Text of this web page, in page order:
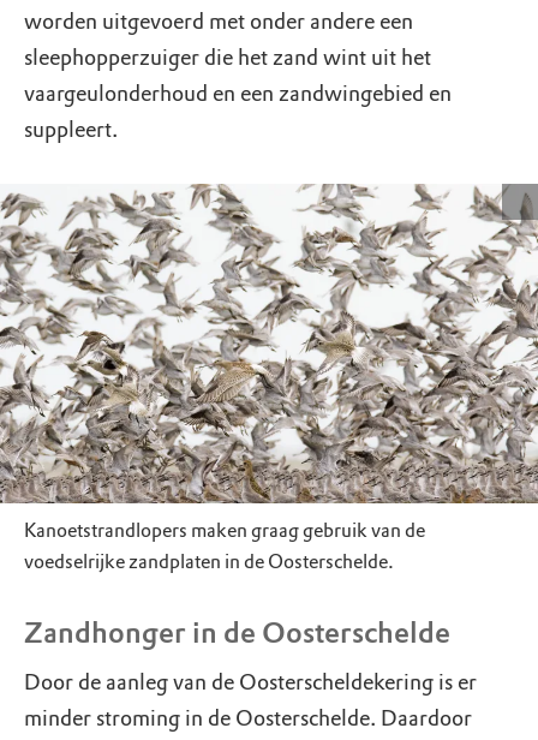
worden uitgevoerd met onder andere een
sleephopperzuiger die het zand wint uit het
vaargeulonderhoud en een zandwingebied en
suppleert.
Kanoetstrandlopers maken graag gebruik van de
voedselrijke zandplaten in de Oosterschelde.
Zandhonger in de Oosterschelde
Door de aanleg van de Oosterscheldekering is er
minder stroming in de Oosterschelde. Daardoor